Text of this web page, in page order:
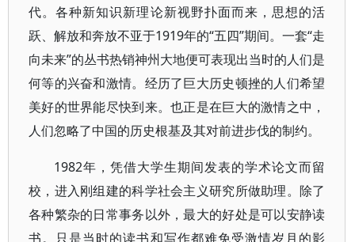
代。各种新知识新理论新视野扑面而来，思想的活
跃、解放和奔放不亚于1919年的“五四”期间。一套“走
向未来”的丛书热销神州大地便可表现出当时的人们是
何等的兴奋和激情。经历了巨大历史顿挫的人们希望
美好的世界能尽快到来。也正是在巨大的激情之中，
人们忽略了中国的历史根基及其对前进步伐的制约。
1982年，凭借大学生期间发表的学术论文而留
校，进入刚组建的科学社会主义研究所做助理。除了
各种繁杂的日常事务以外，最大的好处是可以安静读
书。只是当时的读书和写作都难免受激情岁月的影